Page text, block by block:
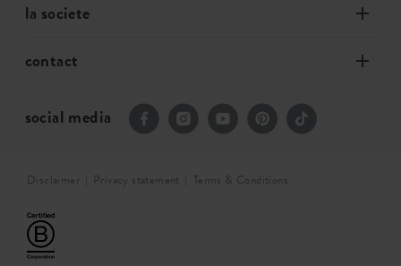
la societe
contact
social media
Disclaimer Privacy statement Terms & Conditions